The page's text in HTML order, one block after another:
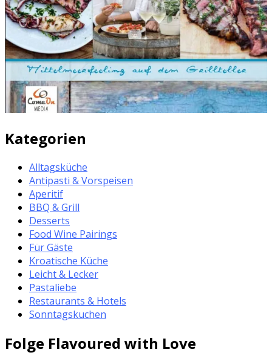
Kategorien
Alltagsküche
Antipasti & Vorspeisen
Aperitif
BBQ & Grill
Desserts
Food Wine Pairings
Für Gäste
Kroatische Küche
Leicht & Lecker
Pastaliebe
Restaurants & Hotels
Sonntagskuchen
Folge Flavoured with Love